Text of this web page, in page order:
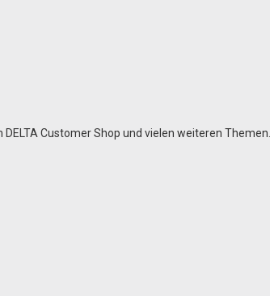
Miscellaneous
Customer Shop und vielen weiteren Themen.